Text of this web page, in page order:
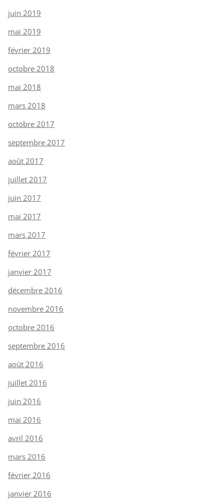
juin 2019
mai 2019
février 2019
octobre 2018
mai 2018
mars 2018
octobre 2017
septembre 2017
août 2017
juillet 2017
juin 2017
mai 2017
mars 2017
février 2017
janvier 2017
décembre 2016
novembre 2016
octobre 2016
septembre 2016
août 2016
juillet 2016
juin 2016
mai 2016
avril 2016
mars 2016
février 2016
janvier 2016